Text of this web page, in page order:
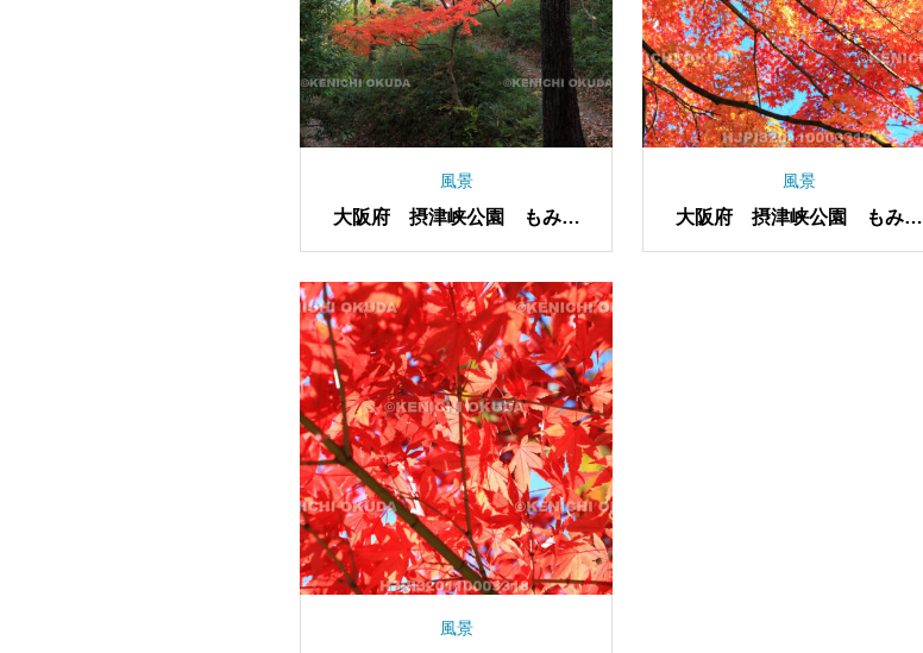
風景
大阪府 摂津峡公園 もみじ
谷の紅葉
風景
大阪府 摂津峡公園 もみじ
谷の紅葉
風景